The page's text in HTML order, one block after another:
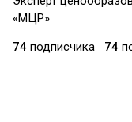
«МЦР»
74 подписчика 74